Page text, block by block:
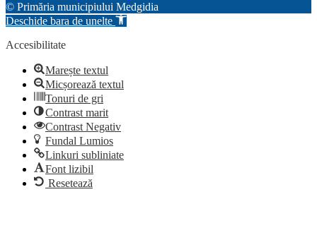
© Primăria municipiului Medgidia
Deschide bara de unelte
Accesibilitate
Marește textul
Micșorează textul
Tonuri de gri
Contrast marit
Contrast Negativ
Fundal Lumios
Linkuri subliniate
Font lizibil
Resetează